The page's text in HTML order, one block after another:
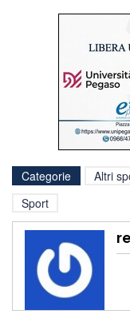
Categorie Altri
Sport